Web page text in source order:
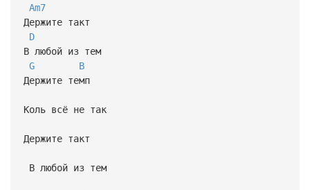
Am7
Держите такт
D
В любой из тем
G
B
Держите темп
Коль всё не так
Держите такт
В любой из тем